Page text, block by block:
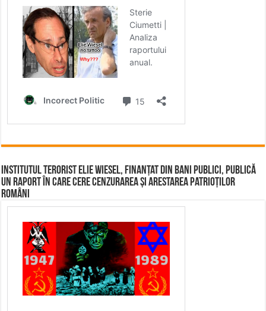
Institutul terorist Elie Wiesel, finanțat din bani publici, publică
un raport în care cere cenzurarea și arestarea patrioților
români